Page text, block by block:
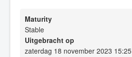
Maturity
Stable
Uitgebracht op
zaterdag 18 november 2023 15:25